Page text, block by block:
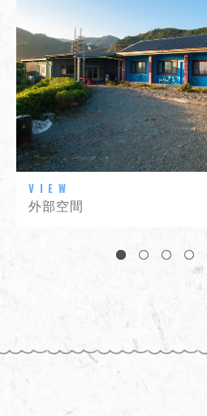
外部空間
1 2 3